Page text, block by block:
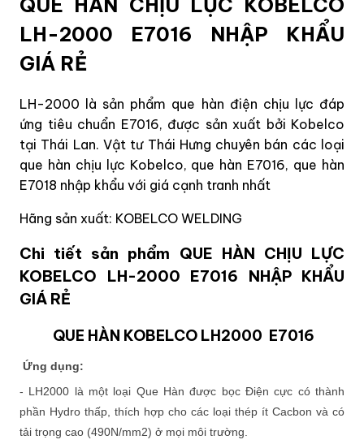
LH-2000 E7016 NHẬP KHẨU
GIÁ RẺ
LH-2000 là sản phẩm que hàn điện chịu lực đáp
ứng tiêu chuẩn E7016, được sản xuất bởi Kobelco
tại Thái Lan. Vật tư Thái Hưng chuyên bán các loại
que hàn chịu lực Kobelco, que hàn E7016, que hàn
E7018 nhập khẩu với giá cạnh tranh nhất
Hãng sản xuất: KOBELCO WELDING
Chi tiết sản phẩm QUE HÀN CHỊU LỰC
KOBELCO LH-2000 E7016 NHẬP KHẨU
GIÁ RẺ
QUE HÀN KOBELCO LH2000 E7016
Ứng dụng:
- LH2000 là một loại Que Hàn được bọc Điện cực có thành
phần Hydro thấp, thích hợp cho các loại thép ít Cacbon và có
tải trọng cao (490N/mm2) ở mọi môi trường.